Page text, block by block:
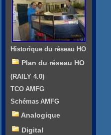
Historique du réseau HO
Plan du réseau HO
(RAILY 4.0)
TCO AMFG
Schémas AMFG
Analogique
Digital